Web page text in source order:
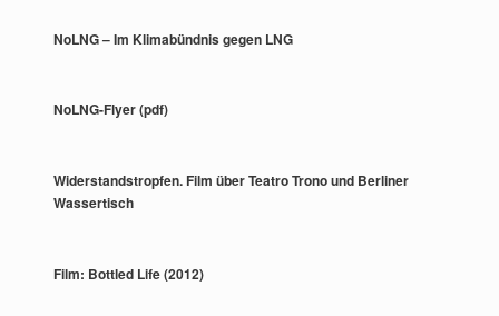
NoLNG – Im Klimabündnis gegen LNG
NoLNG-Flyer (pdf)
Widerstandstropfen. Film über Teatro Trono und Berliner
Wassertisch
Film: Bottled Life (2012)